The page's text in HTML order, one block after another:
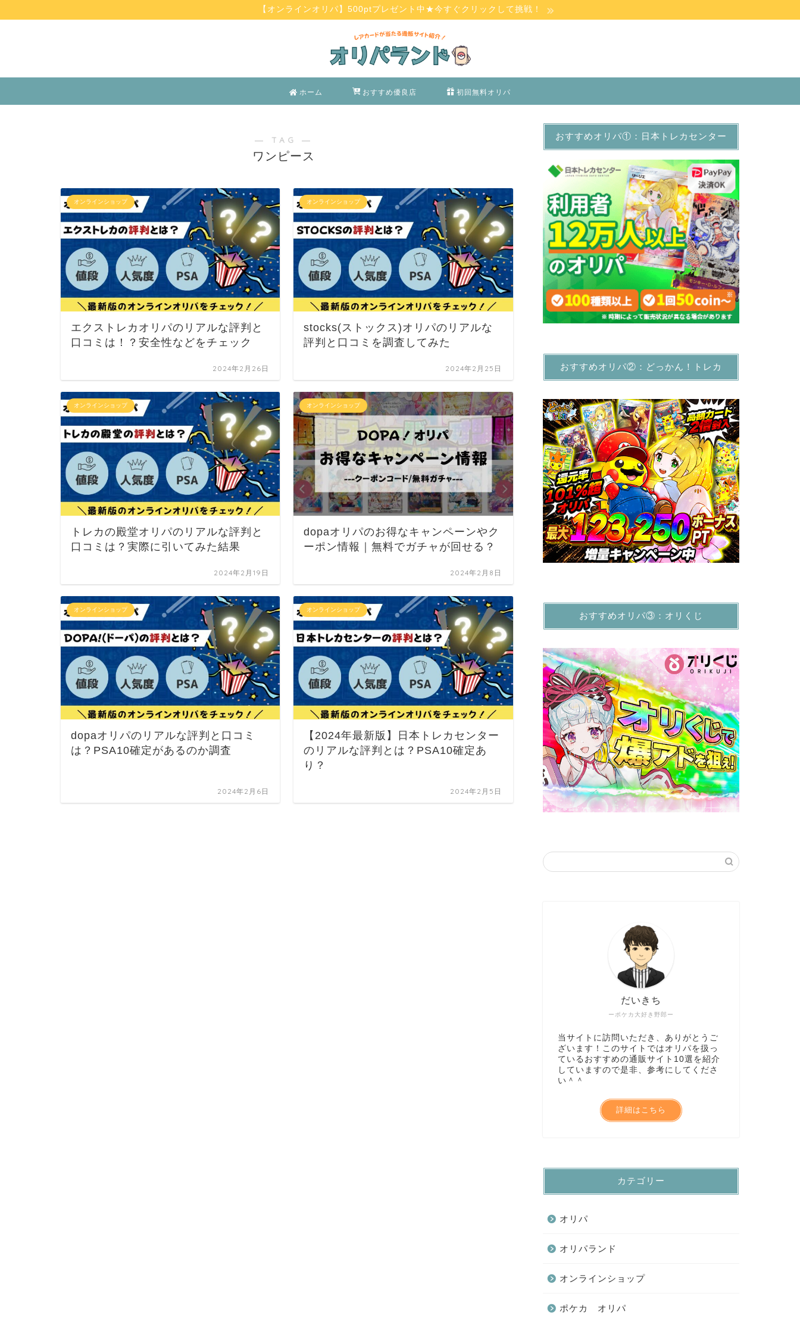
【オンラインオリパ】500ptプレゼント中★今すぐクリックして挑戦！
ホーム おすすめ優良店 初回無料オリパ
― TAG ―
ワンピース
オンラインショップ
エクストレカオリパのリアルな評判と
口コミは！？安全性などをチェック
2024年2月26日
オンラインショップ
stocks(ストックス)オリパのリアルな
評判と口コミを調査してみた
2024年2月25日
オンラインショップ
トレカの殿堂オリパのリアルな評判と
口コミは？実際に引いてみた結果
2024年2月19日
オンラインショップ
dopaオリパのお得なキャンペーンやク
ーポン情報｜無料でガチャが回せる？
2024年2月8日
オンラインショップ
dopaオリパのリアルな評判と口コミ
は？PSA10確定があるのか調査
2024年2月6日
オンラインショップ
【2024年最新版】日本トレカセンター
のリアルな評判とは？PSA10確定あ
り？
2024年2月5日
おすすめオリパ①：日本トレカセンター
おすすめオリパ②：どっかん！トレカ
おすすめオリパ③：オリくじ
ーポケカ大好き野郎ー
だいきち
当サイトに訪問いただき、ありがとうご
ざいます！このサイトではオリパを扱っ
ているおすすめの通販サイト10選を紹介
していますので是非、参考にしてくださ
い＾＾
詳細はこちら
カテゴリー
オリパ
オリパランド
オンラインショップ
ポケカ オリパ